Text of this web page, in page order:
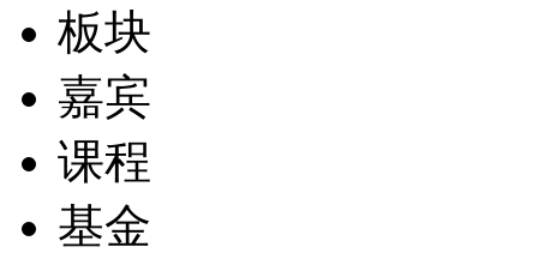
板块
嘉宾
课程
基金